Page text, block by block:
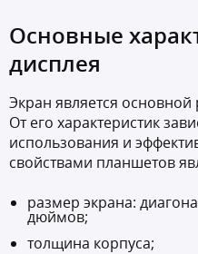
Основные
дисплея
Экран является
От его характеристик
использования и
свойствами планшетов
размер экрана:
дюймов;
толщина корпуса;